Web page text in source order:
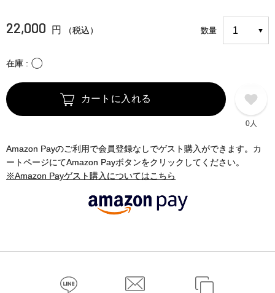
22,000 円 （税込） 数量
在庫 〇
カートに入れる
0人
Amazon Payのご利用で会員登録なしでゲスト購入ができます。カ
ートページにてAmazon Payボタンをクリックしてください。
※Amazon Payゲスト購入についてはこちら